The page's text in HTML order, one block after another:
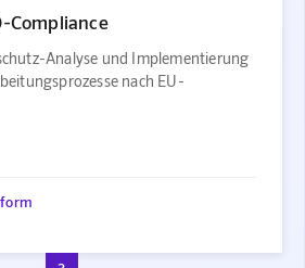
Compliance
Analyse und Implementierung
nach EU-